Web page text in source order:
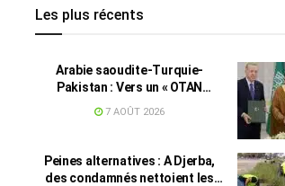
Les plus récents
Arabie saoudite-Turquie-
Pakistan : Vers un « OTAN
islamique » ?
7 AOÛT 2026
Peines alternatives : A Djerba,
des condamnés nettoient les